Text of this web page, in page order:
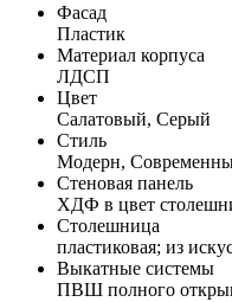
Фасад
Пластик
Материал корпуса
ЛДСП
Цвет
Салатовый, Серый
Стиль
Модерн,
Стеновая панель
ХДФ в цвет
Столешница
пластиковая; из
Выкатные системы
ПВШ полного